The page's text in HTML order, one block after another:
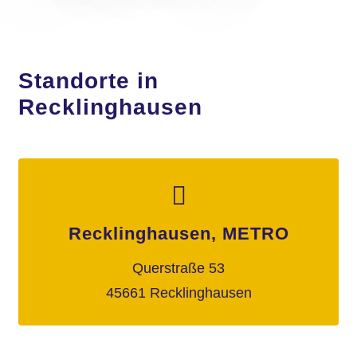
Standorte in
Recklinghausen
Recklinghausen, METRO
Querstraße 53
45661 Recklinghausen